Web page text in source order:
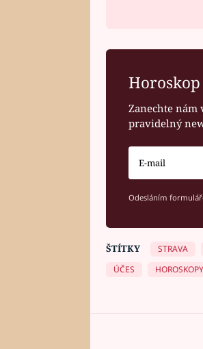
Zanechte nám
pravidelný
Odesláním
ŠTÍTKY STRAVA
ÚČES
HOROSKOPY